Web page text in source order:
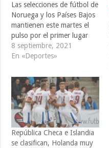
Las selecciones de fútbol de
Noruega y los Países Bajos
mantienen este martes el
pulso por el primer lugar
del grupo G, en el proceso
clasificatorio europeo
Qatar 2022. Ambos
conjuntos sellaron este
martes sendos éxitos por
goleada ante Gibraltar y
Turquía con…
8 septiembre, 2021
En «Deportes»
República Checa e Islandia
se clasifican, Holanda muy